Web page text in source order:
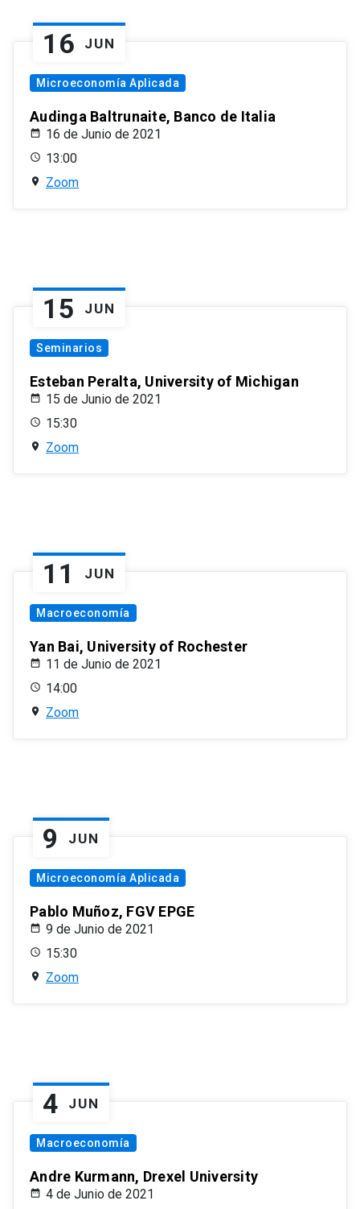
16 JUN
Microeconomía Aplicada
Audinga Baltrunaite, Banco de Italia
16 de Junio de 2021
13:00
Zoom
15 JUN
Seminarios
Esteban Peralta, University of Michigan
15 de Junio de 2021
15:30
Zoom
11 JUN
Macroeconomía
Yan Bai, University of Rochester
11 de Junio de 2021
14:00
Zoom
9 JUN
Microeconomía Aplicada
Pablo Muñoz, FGV EPGE
9 de Junio de 2021
15:30
Zoom
4 JUN
Macroeconomía
Andre Kurmann, Drexel University
4 de Junio de 2021